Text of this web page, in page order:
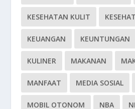
KESEHATAN KULIT
KEUANGAN KEUNTUNGAN
KULINER MAKANAN
MANFAAT MEDIA SOSIAL
MOBIL OTONOM NBA